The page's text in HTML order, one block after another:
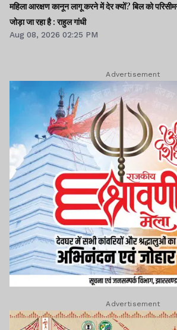
महिला आरक्षण कानून लागू करने में देर क्यों? बिल को परिसीमन से क्यों
जोड़ा जा रहा है : राहुल गांधी
Aug 08, 2026 02:25 PM
Advertisement
Advertisement